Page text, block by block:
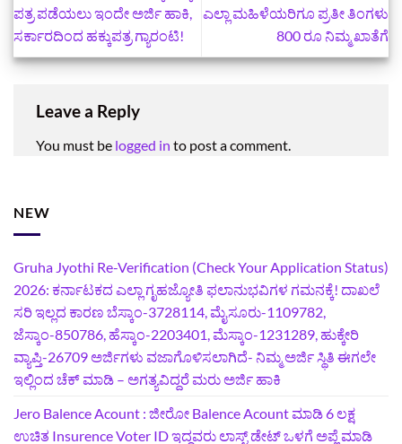
ಪತ್ರ ಪಡೆಯಲು ಇಂದೇ ಅರ್ಜಿ ಹಾಕಿ,
ಸರ್ಕಾರದಿಂದ ಹಕ್ಕುಪತ್ರ ಗ್ಯಾರಂಟಿ!
ಎಲ್ಲಾ ಮಹಿಳೆಯರಿಗೂ ಪ್ರತೀ ತಿಂಗಳು
800 ರೂ ನಿಮ್ಮ ಖಾತೆಗೆ
Leave a Reply
You must be logged in to post a comment.
NEW
Gruha Jyothi Re-Verification (Check Your Application Status)
2026: ಕರ್ನಾಟಕದ ಎಲ್ಲಾ ಗೃಹಜ್ಯೋತಿ ಫಲಾನುಭವಿಗಳ ಗಮನಕ್ಕೆ! ದಾಖಲೆ
ಸರಿ ಇಲ್ಲದ ಕಾರಣ ಬೆಸ್ಕಾಂ-3728114, ಮೈಸೂರು-1109782,
ಜೆಸ್ಕಾಂ-850786, ಹೆಸ್ಕಾಂ-2203401, ಮೆಸ್ಕಾಂ-1231289, ಹುಕ್ಕೇರಿ
ವ್ಯಾಪ್ತಿ-26709 ಅರ್ಜಿಗಳು ವಜಾಗೊಳಿಸಲಾಗಿದೆ- ನಿಮ್ಮ ಅರ್ಜಿ ಸ್ಥಿತಿ ಈಗಲೇ
ಇಲ್ಲಿಂದ ಚೆಕ್ ಮಾಡಿ – ಅಗತ್ಯವಿದ್ದರೆ ಮರು ಅರ್ಜಿ ಹಾಕಿ
Jero Balence Acount : ಜೀರೋ Balence Acount ಮಾಡಿ 6 ಲಕ್ಷ
ಉಚಿತ Insurence Voter ID ಇದ್ದವರು ಲಾಸ್ಟ್‌ ಡೇಟ್‌ ಒಳಗೆ ಅಪ್ಲೆ ಮಾಡಿ